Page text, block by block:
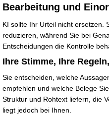
Bearbeitung und
KI sollte Ihr Urteil nicht ersetzen.
reduzieren, während Sie bei
Entscheidungen die Kontrolle
Ihre Stimme, Ihre
Sie entscheiden, welche
empfehlen und welche Belege
Struktur und Rohtext liefern, die
liegt jedoch bei Ihnen.